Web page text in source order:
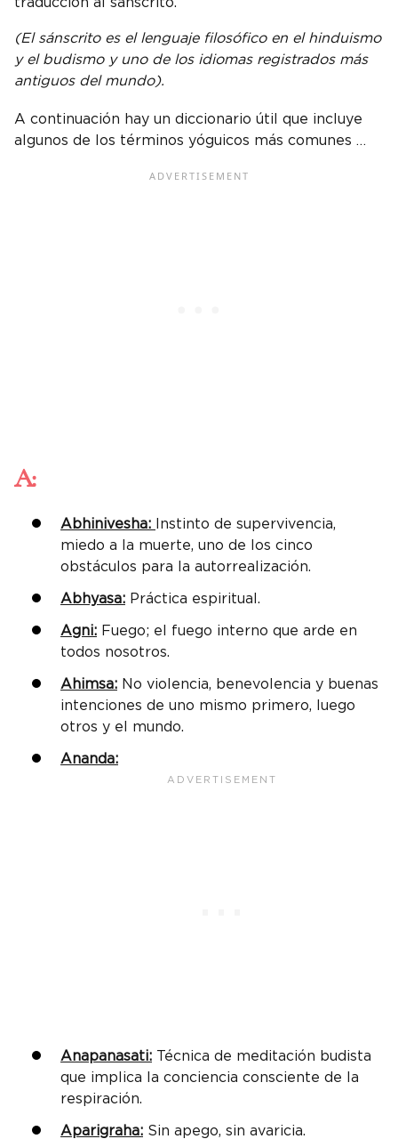
(El sánscrito es el lenguaje filosófico en el hinduismo
y el budismo y uno de los idiomas registrados más
antiguos del mundo).
A continuación hay un diccionario útil que incluye
algunos de los términos yóguicos más comunes …
A:
Abhinivesha:
Instinto de supervivencia,
miedo a la muerte, uno de los cinco
obstáculos para la autorrealización.
Abhyasa: Práctica espiritual.
Agni: Fuego; el fuego interno que arde en
todos nosotros.
Ahimsa: No violencia, benevolencia y buenas
intenciones de uno mismo primero, luego
otros y el mundo.
Ananda:
Anapanasati: Técnica de meditación budista
que implica la conciencia consciente de la
respiración.
Aparigraha: Sin apego, sin avaricia.